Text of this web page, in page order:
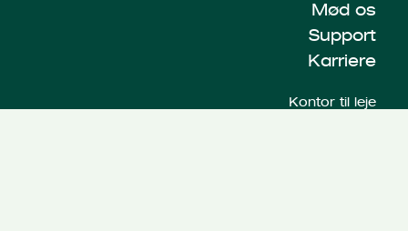
Mød os
Support
Karriere
Kontor til leje